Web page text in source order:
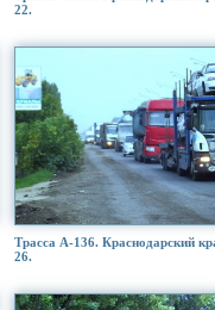
22.
Трасса А-136. Краснодарский
26.